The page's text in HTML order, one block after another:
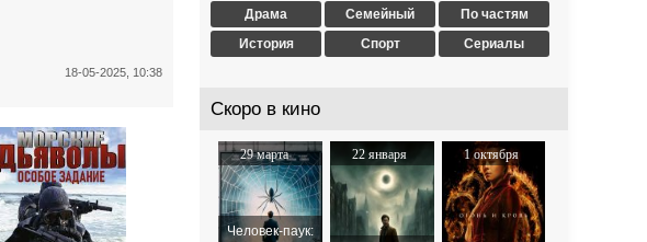
18-05-2025, 10:38
Драма
История
Семейный
Спорт
По частям
Сериалы
Скоро в кино
29 марта
2024
Человек-паук:
22 января
2026
1 октября
2025